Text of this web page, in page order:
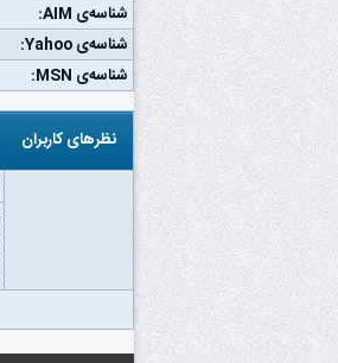
شناسه‌ی AIM:
شناسه‌ی Yahoo:
شناسه‌ی MSN:
نظرهای کاربران